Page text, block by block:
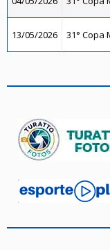
13/05/2026 31° Copa